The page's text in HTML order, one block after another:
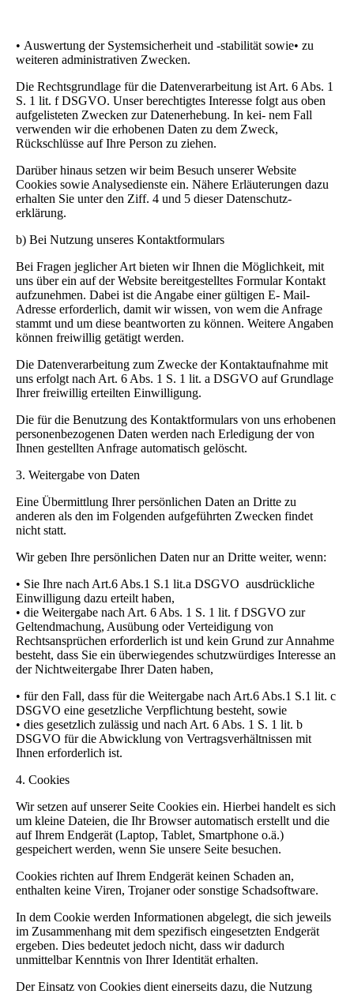
• Auswertung der Systemsicherheit und -stabilität sowie• zu
weiteren administrativen Zwecken.
Die Rechtsgrundlage für die Datenverarbeitung ist Art. 6 Abs. 1
S. 1 lit. f DSGVO. Unser berechtigtes Interesse folgt aus oben
aufgelisteten Zwecken zur Datenerhebung. In kei- nem Fall
verwenden wir die erhobenen Daten zu dem Zweck,
Rückschlüsse auf Ihre Person zu ziehen.
Darüber hinaus setzen wir beim Besuch unserer Website
Cookies sowie Analysedienste ein. Nähere Erläuterungen dazu
erhalten Sie unter den Ziff. 4 und 5 dieser Datenschutz-
erklärung.
b) Bei Nutzung unseres Kontaktformulars
Bei Fragen jeglicher Art bieten wir Ihnen die Möglichkeit, mit
uns über ein auf der Website bereitgestelltes Formular Kontakt
aufzunehmen. Dabei ist die Angabe einer gültigen E- Mail-
Adresse erforderlich, damit wir wissen, von wem die Anfrage
stammt und um diese beantworten zu können. Weitere Angaben
können freiwillig getätigt werden.
Die Datenverarbeitung zum Zwecke der Kontaktaufnahme mit
uns erfolgt nach Art. 6 Abs. 1 S. 1 lit. a DSGVO auf Grundlage
Ihrer freiwillig erteilten Einwilligung.
Die für die Benutzung des Kontaktformulars von uns erhobenen
personenbezogenen Daten werden nach Erledigung der von
Ihnen gestellten Anfrage automatisch gelöscht.
3. Weitergabe von Daten
Eine Übermittlung Ihrer persönlichen Daten an Dritte zu
anderen als den im Folgenden aufgeführten Zwecken findet
nicht statt.
Wir geben Ihre persönlichen Daten nur an Dritte weiter, wenn:
• Sie Ihre nach Art.6 Abs.1 S.1 lit.a DSGVO ausdrückliche
Einwilligung dazu erteilt haben,
• die Weitergabe nach Art. 6 Abs. 1 S. 1 lit. f DSGVO zur
Geltendmachung, Ausübung oder Verteidigung von
Rechtsansprüchen erforderlich ist und kein Grund zur Annahme
besteht, dass Sie ein überwiegendes schutzwürdiges Interesse an
der Nichtweitergabe Ihrer Daten haben,
• für den Fall, dass für die Weitergabe nach Art.6 Abs.1 S.1 lit. c
DSGVO eine gesetzliche Verpflichtung besteht, sowie
• dies gesetzlich zulässig und nach Art. 6 Abs. 1 S. 1 lit. b
DSGVO für die Abwicklung von Vertragsverhältnissen mit
Ihnen erforderlich ist.
4. Cookies
Wir setzen auf unserer Seite Cookies ein. Hierbei handelt es sich
um kleine Dateien, die Ihr Browser automatisch erstellt und die
auf Ihrem Endgerät (Laptop, Tablet, Smartphone o.ä.)
gespeichert werden, wenn Sie unsere Seite besuchen.
Cookies richten auf Ihrem Endgerät keinen Schaden an,
enthalten keine Viren, Trojaner oder sonstige Schadsoftware.
In dem Cookie werden Informationen abgelegt, die sich jeweils
im Zusammenhang mit dem spezifisch eingesetzten Endgerät
ergeben. Dies bedeutet jedoch nicht, dass wir dadurch
unmittelbar Kenntnis von Ihrer Identität erhalten.
Der Einsatz von Cookies dient einerseits dazu, die Nutzung